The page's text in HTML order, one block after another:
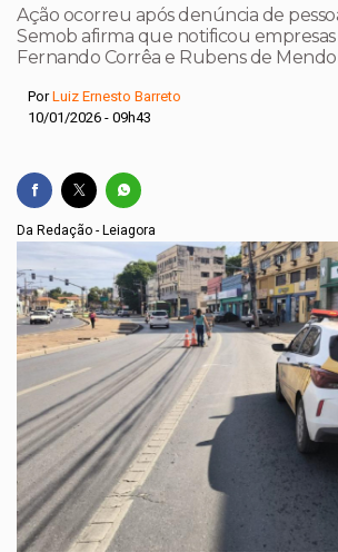
Ação ocorreu após denúncia de
Semob afirma que notificou empresas
Fernando Corrêa e Rubens de
PorLuiz Ernesto Barreto
10/01/2026 - 09h43
Da Redação - Leiagora